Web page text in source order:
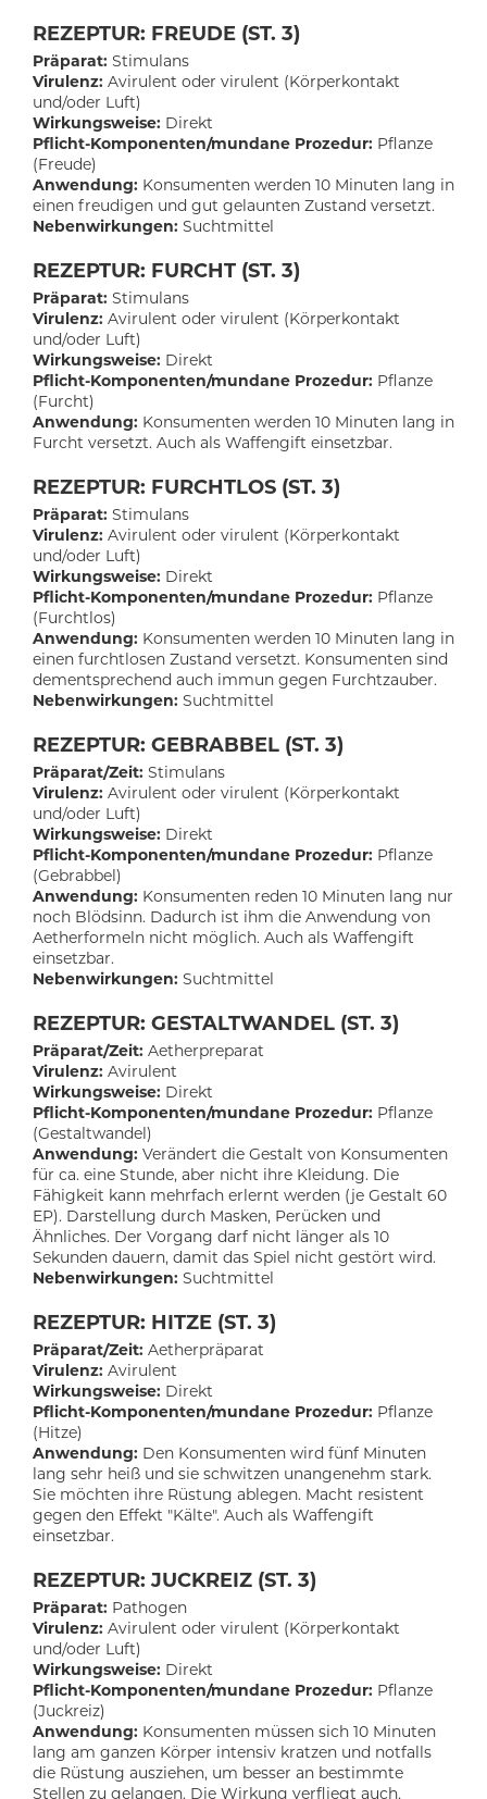
REZEPTUR: FREUDE (ST. 3)
Präparat: Stimulans
Virulenz: Avirulent oder virulent (Körperkontakt
und/oder Luft)
Wirkungsweise: Direkt
Pflicht-Komponenten/mundane Prozedur: Pflanze
(Freude)
Anwendung: Konsumenten werden 10 Minuten lang in
einen freudigen und gut gelaunten Zustand versetzt.
Nebenwirkungen: Suchtmittel
REZEPTUR: FURCHT (ST. 3)
Präparat: Stimulans
Virulenz: Avirulent oder virulent (Körperkontakt
und/oder Luft)
Wirkungsweise: Direkt
Pflicht-Komponenten/mundane Prozedur: Pflanze
(Furcht)
Anwendung: Konsumenten werden 10 Minuten lang in
Furcht versetzt. Auch als Waffengift einsetzbar.
REZEPTUR: FURCHTLOS (ST. 3)
Präparat: Stimulans
Virulenz: Avirulent oder virulent (Körperkontakt
und/oder Luft)
Wirkungsweise: Direkt
Pflicht-Komponenten/mundane Prozedur: Pflanze
(Furchtlos)
Anwendung: Konsumenten werden 10 Minuten lang in
einen furchtlosen Zustand versetzt. Konsumenten sind
dementsprechend auch immun gegen Furchtzauber.
Nebenwirkungen: Suchtmittel
REZEPTUR: GEBRABBEL (ST. 3)
Präparat/Zeit: Stimulans
Virulenz: Avirulent oder virulent (Körperkontakt
und/oder Luft)
Wirkungsweise: Direkt
Pflicht-Komponenten/mundane Prozedur: Pflanze
(Gebrabbel)
Anwendung: Konsumenten reden 10 Minuten lang nur
noch Blödsinn. Dadurch ist ihm die Anwendung von
Aetherformeln nicht möglich. Auch als Waffengift
einsetzbar.
Nebenwirkungen: Suchtmittel
REZEPTUR: GESTALTWANDEL (ST. 3)
Präparat/Zeit: Aetherpreparat
Virulenz: Avirulent
Wirkungsweise: Direkt
Pflicht-Komponenten/mundane Prozedur: Pflanze
(Gestaltwandel)
Anwendung: Verändert die Gestalt von Konsumenten
für ca. eine Stunde, aber nicht ihre Kleidung. Die
Fähigkeit kann mehrfach erlernt werden (je Gestalt 60
EP). Darstellung durch Masken, Perücken und
Ähnliches. Der Vorgang darf nicht länger als 10
Sekunden dauern, damit das Spiel nicht gestört wird.
Nebenwirkungen: Suchtmittel
REZEPTUR: HITZE (ST. 3)
Präparat/Zeit: Aetherpräparat
Virulenz: Avirulent
Wirkungsweise: Direkt
Pflicht-Komponenten/mundane Prozedur: Pflanze
(Hitze)
Anwendung: Den Konsumenten wird fünf Minuten
lang sehr heiß und sie schwitzen unangenehm stark.
Sie möchten ihre Rüstung ablegen. Macht resistent
gegen den Effekt "Kälte". Auch als Waffengift
einsetzbar.
REZEPTUR: JUCKREIZ (ST. 3)
Präparat: Pathogen
Virulenz: Avirulent oder virulent (Körperkontakt
und/oder Luft)
Wirkungsweise: Direkt
Pflicht-Komponenten/mundane Prozedur: Pflanze
(Juckreiz)
Anwendung: Konsumenten müssen sich 10 Minuten
lang am ganzen Körper intensiv kratzen und notfalls
die Rüstung ausziehen, um besser an bestimmte
Stellen zu gelangen. Die Wirkung verfliegt auch,